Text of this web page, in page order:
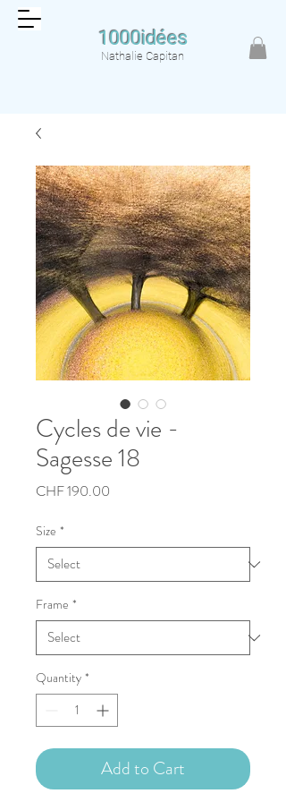
1000idées
Nathalie Capitan
Cycles de vie -
Sagesse 18
CHF 190.00
Size *
Frame *
Quantity *
Add to Cart